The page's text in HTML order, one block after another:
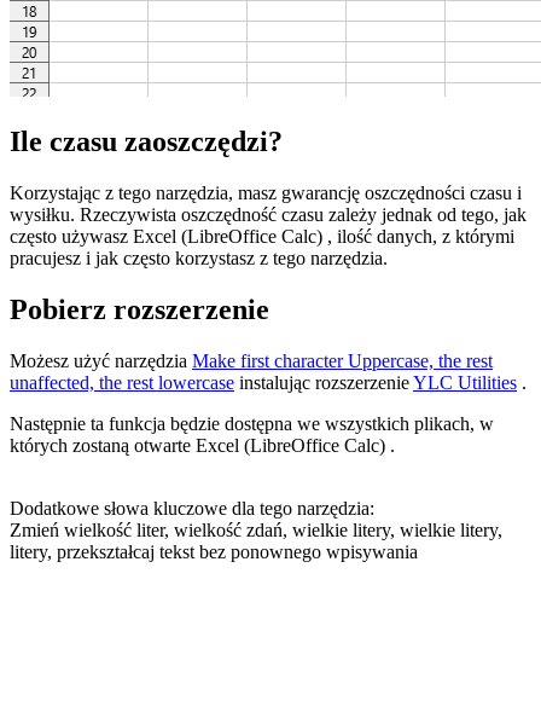
Ile czasu zaoszczędzi?
Korzystając z tego narzędzia, masz gwarancję oszczędności czasu i
wysiłku. Rzeczywista oszczędność czasu zależy jednak od tego, jak
często używasz Excel (LibreOffice Calc) , ilość danych, z którymi
pracujesz i jak często korzystasz z tego narzędzia.
Pobierz rozszerzenie
Możesz użyć narzędzia Make first character Uppercase, the rest
unaffected, the rest lowercase instalując rozszerzenieYLC Utilities .
Następnie ta funkcja będzie dostępna we wszystkich plikach, w
których zostaną otwarte Excel (LibreOffice Calc) .
Dodatkowe słowa kluczowe dla tego narzędzia:
Zmień wielkość liter, wielkość zdań, wielkie litery, wielkie litery,
litery, przekształcaj tekst bez ponownego wpisywania